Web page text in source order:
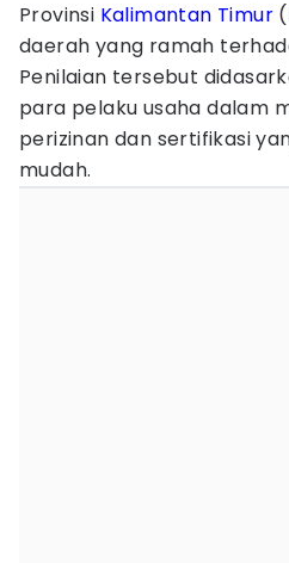
Provinsi Kalimantan Timur
daerah yang ramah
Penilaian tersebut
para pelaku usaha dalam
perizinan dan sertifikasi
mudah.